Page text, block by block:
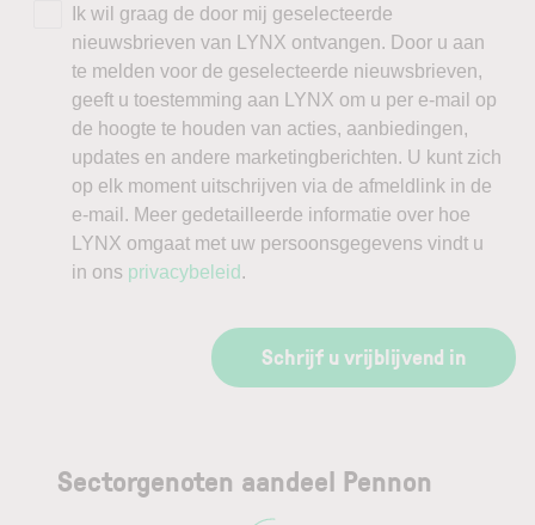
Ik wil graag de door mij geselecteerde
nieuwsbrieven van LYNX ontvangen. Door u aan
te melden voor de geselecteerde nieuwsbrieven,
geeft u toestemming aan LYNX om u per e-mail op
de hoogte te houden van acties, aanbiedingen,
updates en andere marketingberichten. U kunt zich
op elk moment uitschrijven via de afmeldlink in de
e-mail. Meer gedetailleerde informatie over hoe
LYNX omgaat met uw persoonsgegevens vindt u
in ons privacybeleid .
Schrijf u vrijblijvend in
Sectorgenoten aandeel Pennon